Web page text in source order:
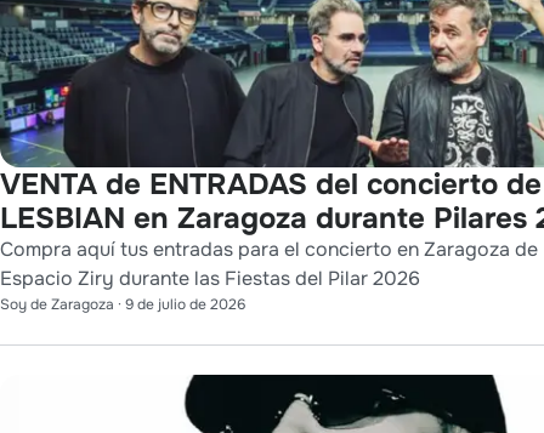
VENTA de ENTRADAS del concierto
LESBIAN en Zaragoza durante Pilares
Compra aquí tus entradas para el concierto en Zaragoza
Espacio Ziry durante las Fiestas del Pilar 2026
Soy de Zaragoza · 9 de julio de 2026